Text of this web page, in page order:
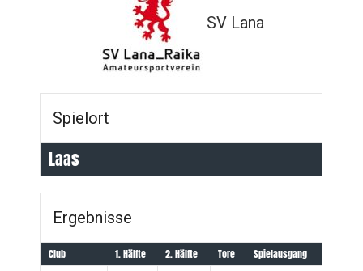
SV Lana
Spielort
Laas
Ergebnisse
Club 1. Hälfte 2. Hälfte Tore Spielausgang